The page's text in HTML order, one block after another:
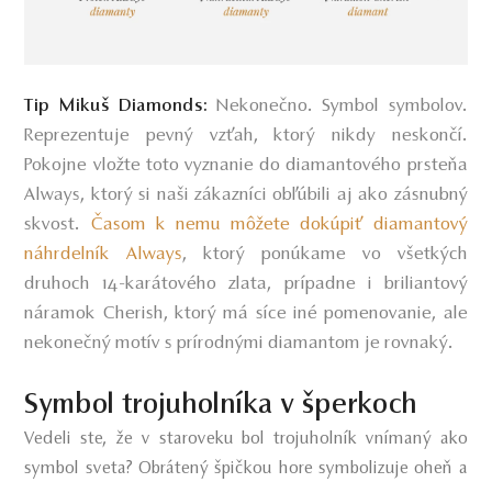
Tip Mikuš Diamonds: Nekonečno. Symbol symbolov.
Reprezentuje pevný vzťah, ktorý nikdy neskončí.
Pokojne vložte toto vyznanie do diamantového prsteňa
Always, ktorý si naši zákazníci obľúbili aj ako zásnubný
skvost.
Časom k nemu môžete dokúpiť diamantový
náhrdelník Always, ktorý ponúkame vo všetkých
druhoch 14-karátového zlata, prípadne i briliantový
náramok Cherish, ktorý má síce iné pomenovanie, ale
nekonečný motív s prírodnými diamantom je rovnaký.
Symbol trojuholníka v šperkoch
Vedeli ste, že v staroveku bol trojuholník vnímaný ako
symbol sveta? Obrátený špičkou hore symbolizuje oheň a